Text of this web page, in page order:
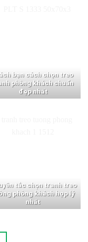
bạn cách chọn treo
phòng khách chuẩn
đẹp nhất
tắc chọn tranh treo
phòng khách hợp lý
nhất